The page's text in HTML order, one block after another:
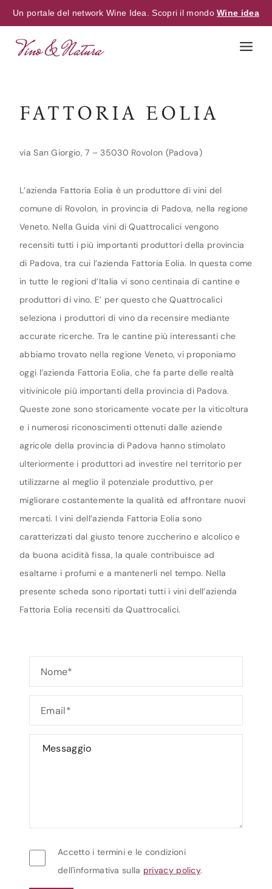
Un portale del network Wine Idea. Scopri il mondoWine idea
FATTORIA EOLIA
via San Giorgio, 7 – 35030 Rovolon (Padova)
L’azienda Fattoria Eolia è un produttore di vini del
comune di Rovolon, in provincia di Padova, nella regione
Veneto. Nella Guida vini di Quattrocalici vengono
recensiti tutti i più importanti produttori della provincia
di Padova, tra cui l’azienda Fattoria Eolia. In questa come
in tutte le regioni d’Italia vi sono centinaia di cantine e
produttori di vino. E’ per questo che Quattrocalici
seleziona i produttori di vino da recensire mediante
accurate ricerche. Tra le cantine più interessanti che
abbiamo trovato nella regione Veneto, vi proponiamo
oggi l’azienda Fattoria Eolia, che fa parte delle realtà
vitivinicole più importanti della provincia di Padova.
Queste zone sono storicamente vocate per la viticoltura
e i numerosi riconoscimenti ottenuti dalle aziende
agricole della provincia di Padova hanno stimolato
ulteriormente i produttori ad investire nel territorio per
utilizzarne al meglio il potenziale produttivo, per
migliorare costantemente la qualità ed affrontare nuovi
mercati. I vini dell’azienda Fattoria Eolia sono
caratterizzati dal giusto tenore zuccherino e alcolico e
da buona acidità fissa, la quale contribuisce ad
esaltarne i profumi e a mantenerli nel tempo. Nella
presente scheda sono riportati tutti i vini dell’azienda
Fattoria Eolia recensiti da Quattrocalici.
Accetto i termini e le condizioni
dell'informativa sulla privacy policy.